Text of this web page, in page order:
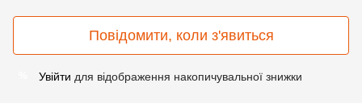
Повідомити, коли з'явиться
Увійти для відображення накопичувальної знижки